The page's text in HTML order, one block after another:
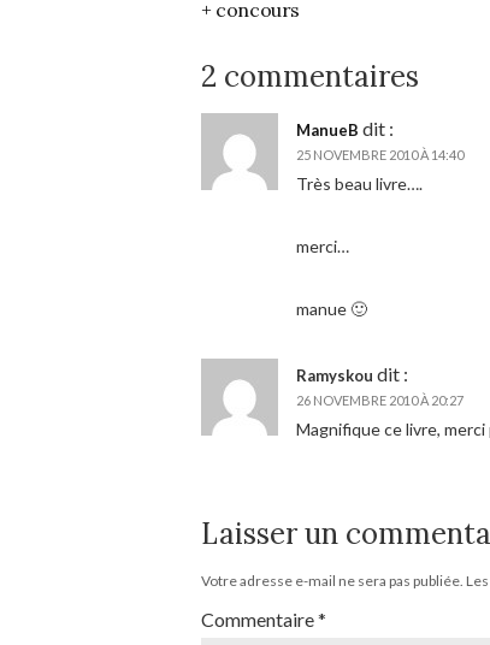
+ concours
2 commentaires
ManueB dit :
25 NOVEMBRE 2010 À 14:40
Très beau livre….
merci…
manue 🙂
Ramyskou dit :
26 NOVEMBRE 2010 À 20:27
Magnifique ce livre,
Laisser un
Votre adresse e-mail ne sera pas publiée.
Commentaire*